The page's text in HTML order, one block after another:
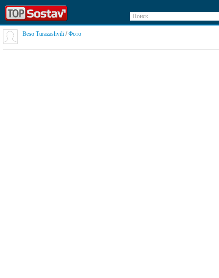
Поиск
Beso Turazashvili /Фото